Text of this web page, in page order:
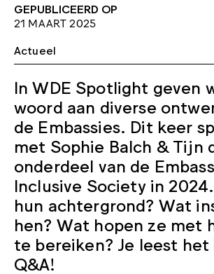
GEPUBLICEERD OP
21 MAART 2025
Actueel
In WDE Spotlight geven
woord aan diverse
de Embassies. Dit keer
met Sophie Balch & Tijn
onderdeel van de
Inclusive Society in
hun achtergrond? Wat
hen? Wat hopen ze met
te bereiken? Je leest het
Q&A!